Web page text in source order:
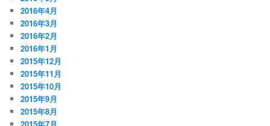
2016年4月
2016年3月
2016年2月
2016年1月
2015年12月
2015年11月
2015年10月
2015年9月
2015年8月